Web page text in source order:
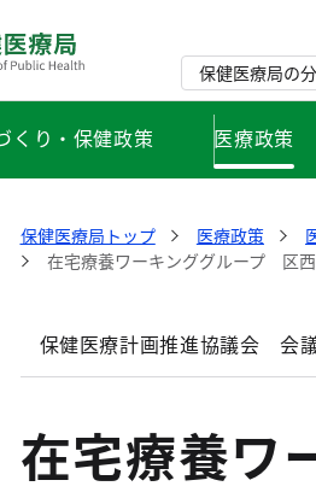
保健医療局の
くり・保健政策 医療政策
保健医療局トップ 医療政策
在宅療養ワーキンググループ 区西
保健医療計画推進協議会 会
在宅療養ワ